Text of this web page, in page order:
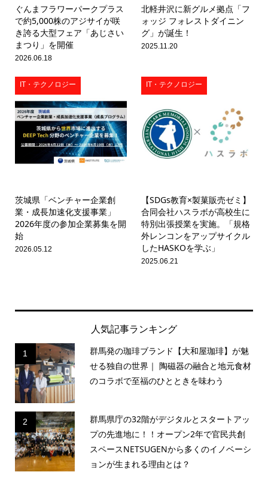
ぐんまフラワーパークプラス
で約5,000株のアジサイが咲
き誇る大型フェア「あじさい
まつり」を開催
2026.06.18
北軽井沢に新グルメ拠点「フ
ォッジ フォレストダイニン
グ」が誕生！
2025.11.20
IT・テクノロジー
茨城県「ベンチャー企業創
業・成長加速化支援事業」
2026年度の参加企業募集を開
始
2026.05.12
IT・テクノロジー
【SDGs教育×製菓販売ゼミ】
合同会社ハスラボが高校生に
特別出張授業を実施。「規格
外レンコンをアップサイクル
したHASKOを学ぶ」
2025.06.21
人気記事ランキング
1
群馬発の珈琲ブランド【大和屋珈琲】が魅
せる独自の世界｜ 陶磁器の融合と地元食材
のコラボで至福のひとときを味わう
2
群馬県庁の32階がデジタルとスタートアッ
プの先進地に！！オープン2年で官民共創
スペースNETSUGENから多くのイノベーシ
ョンが生まれる理由とは？